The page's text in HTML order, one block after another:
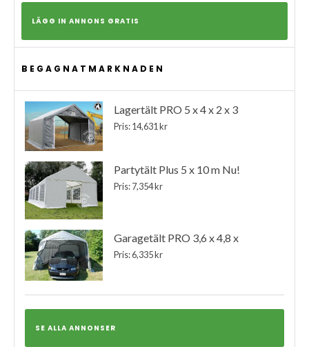
LÄGG IN ANNONS GRATIS
BEGAGNATMARKNADEN
Lagertält PRO 5 x 4 x 2 x 3
Pris: 14,631 kr
Partytält Plus 5 x 10 m Nu!
Pris: 7,354 kr
Garagetält PRO 3,6 x 4,8 x
Pris: 6,335 kr
SE ALLA ANNONSER